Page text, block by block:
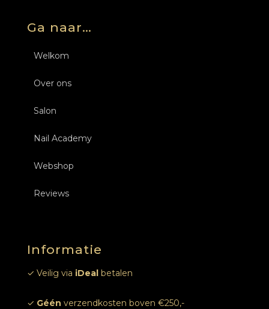
Ga naar…
Welkom
Over ons
Salon
Behandelingen
Nagels
Over ons
Tarieven
Foto’s
Nail Academy
Opleidingen Nagels
Inschrijven
Webshop
Opleidingen Nagels
Reviews
Informatie
✓ Veilig via iDeal betalen
✓ Géén verzendkosten boven €250,-